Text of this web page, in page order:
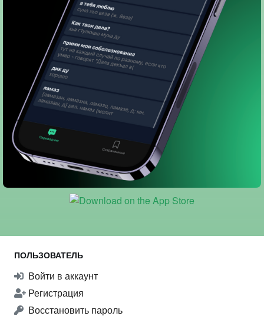
ПОЛЬЗОВАТЕЛЬ
Войти в аккаунт
Регистрация
Восстановить пароль